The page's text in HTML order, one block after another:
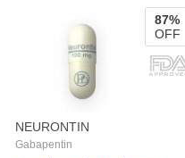
NEURONTIN
Gabapentin
87%
OFF